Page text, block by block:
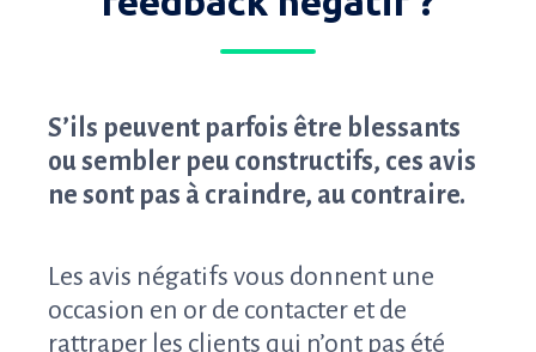
S’ils peuvent parfois être blessants
ou sembler peu constructifs, ces avis
ne sont pas à craindre, au contraire.
Les avis négatifs vous donnent une
occasion en or de contacter et de
rattraper les clients qui n’ont pas été